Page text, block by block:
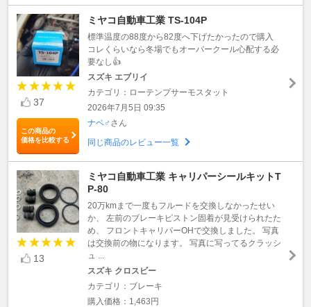
37
この商品の
価格を比較する
ミヤコ自動車工業 TS-104P
標準温度の88度から82度へ下げたかったので購入
コレくらいなら冬場でもオーバークール心配する必
要なし👍
スズキ エブリイ
カテゴリ：ローテンプサーモスタット
2026年7月5日 09:35
ナベ♂ さん
同じ商品のレビュー一覧
13
ミヤコ自動車工業 キャリパーシールキットT
P-80
20万kmまで一度もフルードを交換しなかったせい
か、 左前のブレーキピストン固着が見受けられたた
め、 フロントキャリパーOHで交換しました。 写真
は交換前の物になります。 写真に写ってるクラッシ
ュ ...
スズキ クロスビー
カテゴリ：ブレーキ
購入価格：1,463円